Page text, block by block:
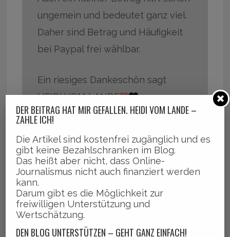
ungemein und bedeutet ganz viel.
Daher sind Betrag und Häufigkeit
bei Paypal frei wählbar.
Ein riesiges Dankeschön sagt
HEIDI VOM LANDE
♡ Ja, ich will
Bezirk Bergedorf
burg,Lohbrügger,Naturschutzgebiet,Sanierung der Wege
DER BEITRAG HAT MIR GEFALLEN. HEIDI VOM LANDE –
ZAHLE ICH!
Die Artikel sind kostenfrei zugänglich und es
gibt keine Bezahlschranken im Blog.
Das heißt aber nicht, dass Online-
Journalismus nicht auch finanziert werden
kann.
Darum gibt es die Möglichkeit zur
freiwilligen Unterstützung und
Wertschätzung.
DEN BLOG UNTERSTÜTZEN – GEHT GANZ EINFACH!